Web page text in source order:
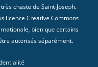
chaste de Saint-Joseph.
licence Creative Commons
, bien que certains
autorisés séparément.